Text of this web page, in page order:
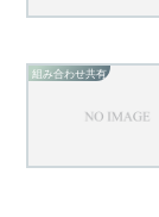
組み合わせ共有